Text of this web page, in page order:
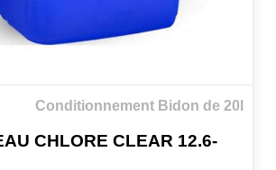
Conditionnement Bidon de 20l
CHLORE CLEAR 12.6-